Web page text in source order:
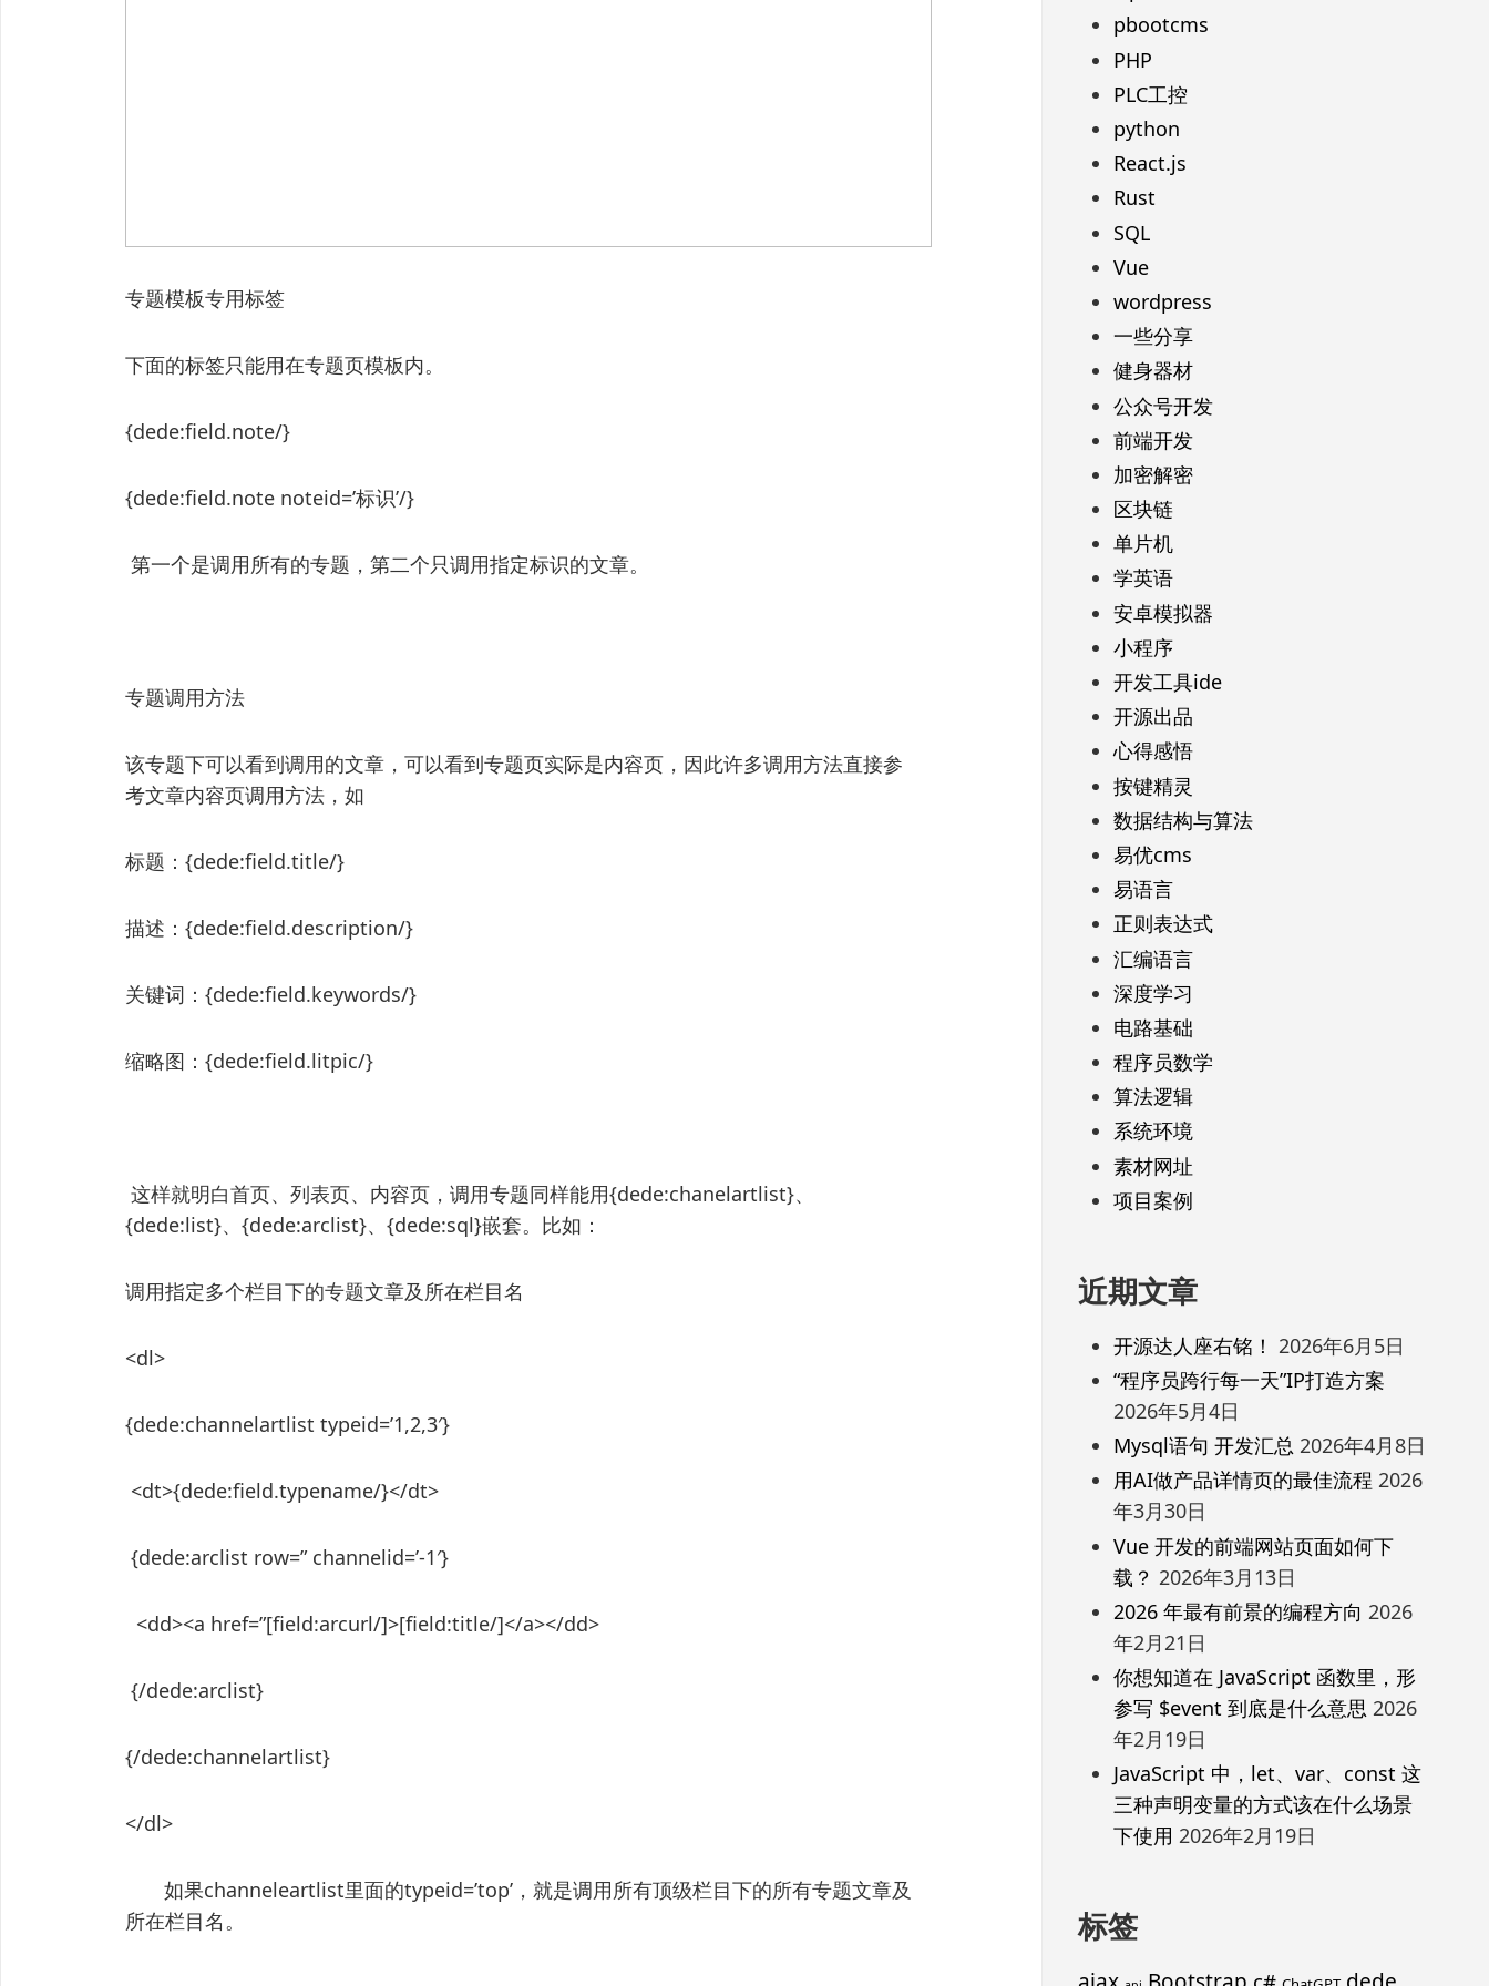
专题模板专用标签
下面的标签只能用在专题页模板内。
{dede:field.note/}
{dede:field.note noteid=’标识’/}
第一个是调用所有的专题，第二个只调用指定标识的文章。
专题调用方法
该专题下可以看到调用的文章，可以看到专题页实际是内容页，因此许多调用方法直接参
考文章内容页调用方法，如
标题：{dede:field.title/}
描述：{dede:field.description/}
关键词：{dede:field.keywords/}
缩略图：{dede:field.litpic/}
这样就明白首页、列表页、内容页，调用专题同样能用{dede:chanelartlist}、
{dede:list}、{dede:arclist}、{dede:sql}嵌套。比如：
调用指定多个栏目下的专题文章及所在栏目名
<dl>
{dede:channelartlist typeid=’1,2,3′}
<dt>{dede:field.typename/}</dt>
{dede:arclist row=” channelid=’-1′}
<dd><a href=”[field:arcurl/]>[field:title/]</a></dd>
{/dede:arclist}
{/dede:channelartlist}
</dl>
如果channeleartlist里面的typeid=’top’，就是调用所有顶级栏目下的所有专题文章及
所在栏目名。
pbootcms
PHP
PLC工控
python
React.js
Rust
SQL
Vue
wordpress
一些分享
健身器材
公众号开发
前端开发
加密解密
区块链
单片机
学英语
安卓模拟器
小程序
开发工具ide
开源出品
心得感悟
按键精灵
数据结构与算法
易优cms
易语言
正则表达式
汇编语言
深度学习
电路基础
程序员数学
算法逻辑
系统环境
素材网址
项目案例
近期文章
开源达人座右铭！ 2026年6月5日
“程序员跨行每一天”IP打造方案
2026年5月4日
Mysql语句 开发汇总 2026年4月8日
用AI做产品详情页的最佳流程 2026
年3月30日
Vue 开发的前端网站页面如何下
载？ 2026年3月13日
2026 年最有前景的编程方向 2026
年2月21日
你想知道在 JavaScript 函数里，形
参写 $event 到底是什么意思 2026
年2月19日
JavaScript 中，let、var、const 这
三种声明变量的方式该在什么场景
下使用 2026年2月19日
标签